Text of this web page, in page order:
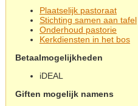
Plaatselijk pastoraat
Stichting samen aan tafel
Onderhoud pastorie
Kerkdiensten in het bos
Betaalmogelijkheden
iDEAL
Giften mogelijk namens